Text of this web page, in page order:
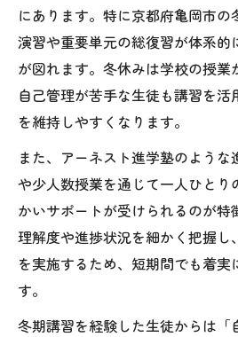
合格を目指す受験対策
受験対策で冬の学習戦
冬期講習を取り入れた
受験対策と冬の学習習
にあります。特に京都府亀岡市の
演習や重要単元の総復習が体系的
が図れます。冬休みは学校の授業
自己管理が苦手な生徒も講習を
を維持しやすくなります。
また、アーネスト進学塾のよう
や少人数授業を通じて一人ひとり
かいサポートが受けられるのが特
理解度や進捗状況を細かく把握し
を実施するため、短期間でも着
す。
冬期講習を経験した生徒からは「